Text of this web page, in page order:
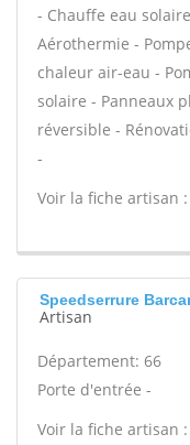
- Chauffe eau
Aérothermie -
chaleur air-eau -
solaire - Panneaux
réversible -
-
Voir la fiche artisan :
Speedserrure
Artisan
Département: 66
Porte d'entrée -
Voir la fiche artisan :